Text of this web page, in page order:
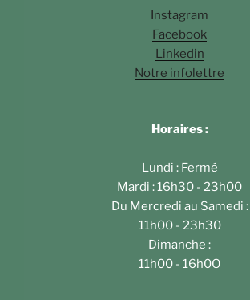
Instagram
Facebook
Linkedin
Notre infolettre
Horaires :
Lundi : Fermé
Mardi : 16h30 - 23h00
Du Mercredi au Samedi :
11h00 - 23h30
Dimanche :
11h00 - 16h0O